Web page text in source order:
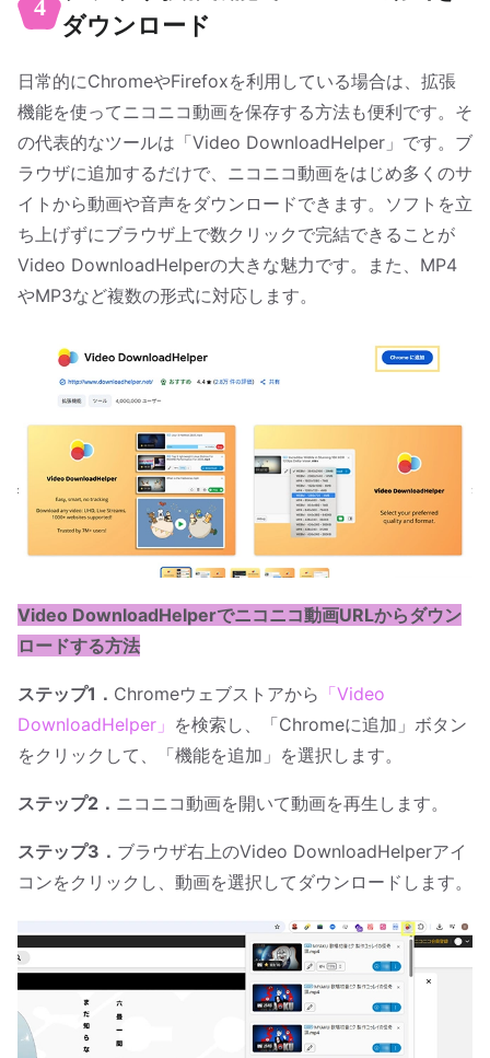
4
ダウンロード
日常的にChromeやFirefoxを利用している場合は、拡張
機能を使ってニコニコ動画を保存する方法も便利です。そ
の代表的なツールは「Video DownloadHelper」です。ブ
ラウザに追加するだけで、ニコニコ動画をはじめ多くのサ
イトから動画や音声をダウンロードできます。ソフトを立
ち上げずにブラウザ上で数クリックで完結できることが
Video DownloadHelperの大きな魅力です。また、MP4
やMP3など複数の形式に対応します。
Video DownloadHelperでニコニコ動画URLからダウン
ロードする方法
ステップ1． Chromeウェブストアから 「Video
DownloadHelper」 を検索し、「Chromeに追加」ボタン
をクリックして、「機能を追加」を選択します。
ステップ2． ニコニコ動画を開いて動画を再生します。
ステップ3． ブラウザ右上のVideo DownloadHelperアイ
コンをクリックし、動画を選択してダウンロードします。